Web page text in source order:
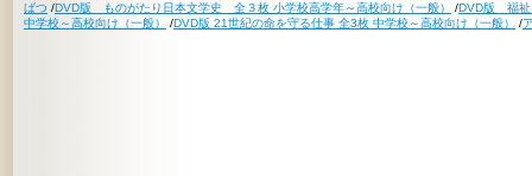
ばつ /DVD版 ものがたり日本文学史 全３枚 小学校高学年～高校向け（一般） /DVD版 福祉
中学校～高校向け（一般）
/DVD版 21世紀の命を守る仕事 全3枚 中学校～高校向け（一般） /